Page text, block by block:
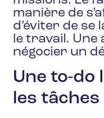
manière de
d’éviter de
le travail. Une
négocier un
Une to-
les